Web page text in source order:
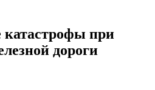
при
дороги